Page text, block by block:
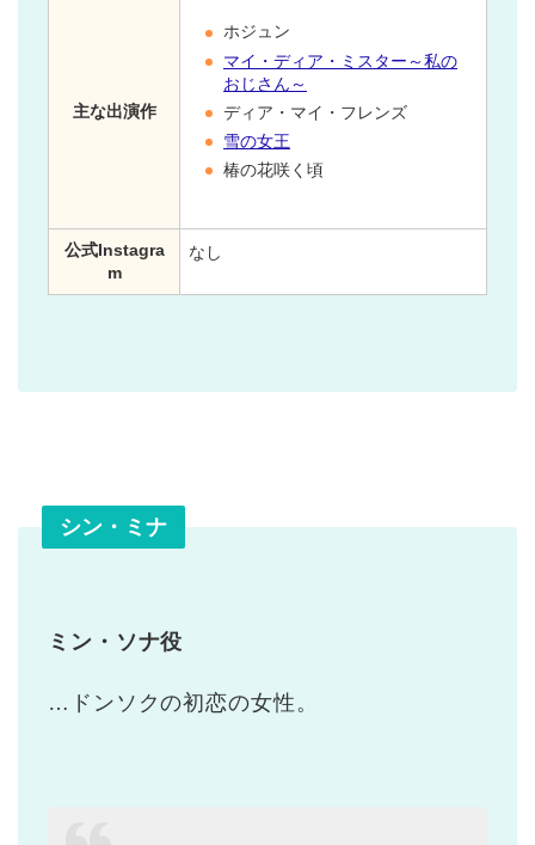
主な出演作
ホジュン
マイ・ディア・ミスター～私の
おじさん～
ディア・マイ・フレンズ
雪の女王
椿の花咲く頃
公式Instagra
m
なし
シン・ミナ
ミン・ソナ役
…ドンソクの初恋の女性。